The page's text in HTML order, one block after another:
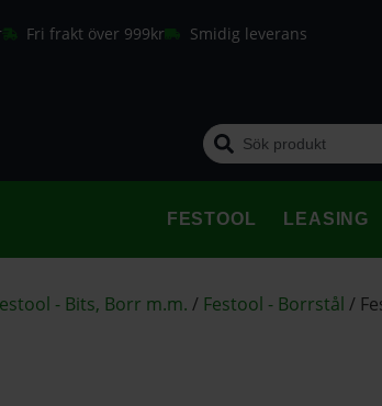
Fri frakt över 999kr Smidig leverans
FESTOOL LEASING
- Bits, Borr m.m. / Festool - Borrstål /